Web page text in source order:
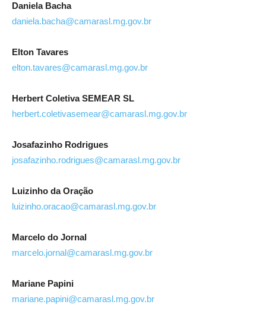
Daniela Bacha
daniela.bacha@camarasl.mg.gov.br
Elton Tavares
elton.tavares@camarasl.mg.gov.br
Herbert Coletiva SEMEAR SL
herbert.coletivasemear@camarasl.mg.gov.br
Josafazinho Rodrigues
josafazinho.rodrigues@camarasl.mg.gov.br
Luizinho da Oração
luizinho.oracao@camarasl.mg.gov.br
Marcelo do Jornal
marcelo.jornal@camarasl.mg.gov.br
Mariane Papini
mariane.papini@camarasl.mg.gov.br